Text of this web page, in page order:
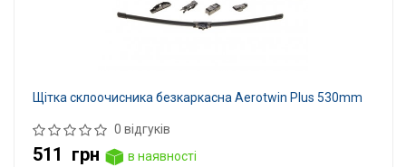
Щітка склоочисника безкаркасна Aerotwin Plus 530mm
0 відгуків
511 грн
в наявності